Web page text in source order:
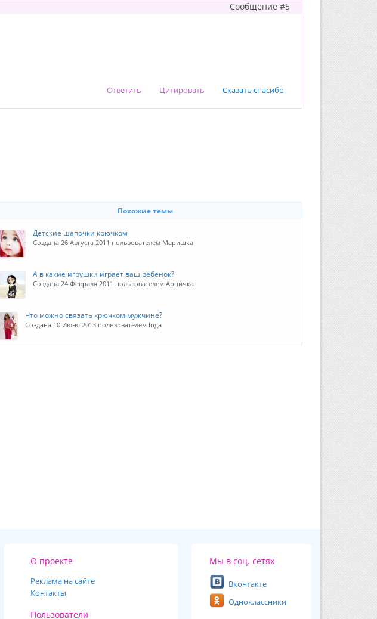
Сообщение #5
Сказать спасибо
Цитировать
Ответить
Похожие темы
Детские шапочки крючком
Создана 26 Августа 2011 пользователем Маришка
А в какие игрушки играет ваш ребенок?
Создана 24 Февраля 2011 пользователем Арничка
Что можно связать крючком мужчине?
Создана 10 Июня 2013 пользователем Inga
О проекте
Реклама на сайте
Контакты
Пользователи
Мы в соц. сетях
Вконтакте
Одноклассники